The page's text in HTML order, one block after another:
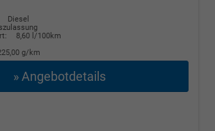
Diesel
8,60 l/100km
g/km
» Angebotdetails